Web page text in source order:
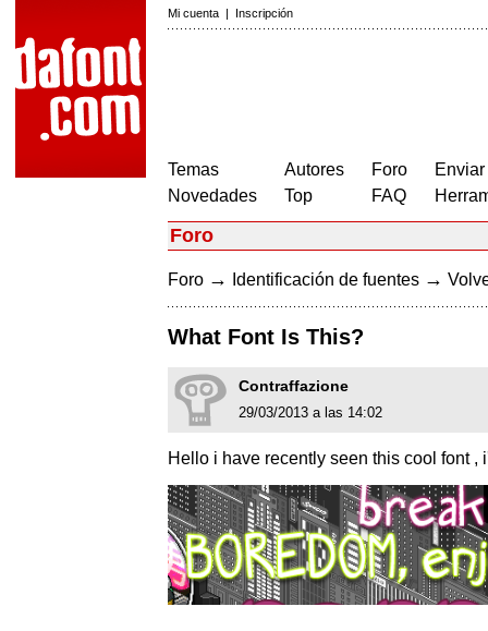
Mi cuenta | Inscripción
Temas
Novedades
Autores
Top
Foro
FAQ
Foro
Foro → Identificación de fuentes →
What Font Is This?
Contraffazione
29/03/2013 a las 14:02
Hello i have recently seen this cool font ,